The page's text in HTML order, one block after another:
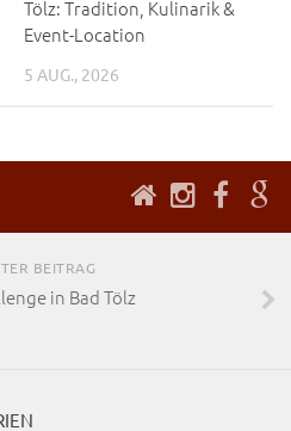
Tölz: Tradition, Kulinarik &
Event-Location
5 AUG., 2026
BEITRAG
in Bad Tölz